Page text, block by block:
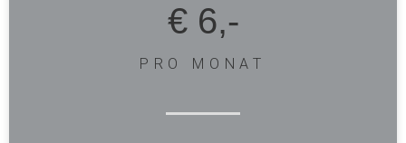
€ 6,-
PRO MONAT